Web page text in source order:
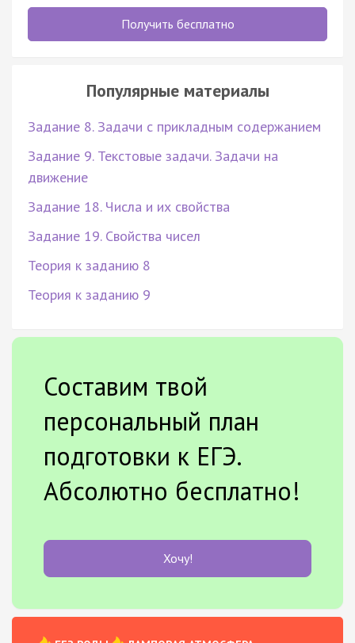
Получить бесплатно
Популярные материалы
Задание 8. Задачи с прикладным содержанием
Задание 9. Текстовые задачи. Задачи на
движение
Задание 18. Числа и их свойства
Задание 19. Свойства чисел
Теория к заданию 8
Теория к заданию 9
Составим твой
персональный план
подготовки к ЕГЭ.
Абсолютно бесплатно!
Хочу!